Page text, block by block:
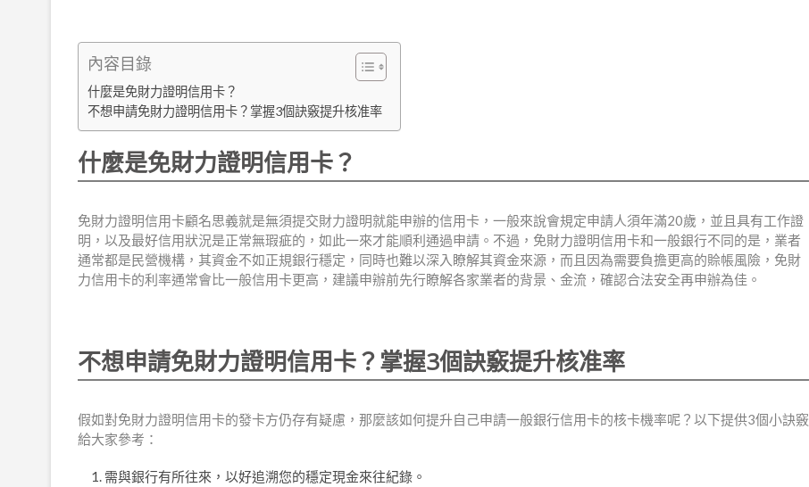
內容目錄
什麼是免財力證明信用卡？
不想申請免財力證明信用卡？掌握3個訣竅提升核准率
什麼是免財力證明信用卡？
免財力證明信用卡顧名思義就是無須提交財力證明就能申辦的信用卡，一般來說會規定申請人須年滿20歲，並且具有工作證
明，以及最好信用狀況是正常無瑕疵的，如此一來才能順利通過申請。不過，免財力證明信用卡和一般銀行不同的是，業者
通常都是民營機構，其資金不如正規銀行穩定，同時也難以深入瞭解其資金來源，而且因為需要負擔更高的賒帳風險，免財
力信用卡的利率通常會比一般信用卡更高，建議申辦前先行瞭解各家業者的背景、金流，確認合法安全再申辦為佳。
不想申請免財力證明信用卡？掌握3個訣竅提升核准率
假如對免財力證明信用卡的發卡方仍存有疑慮，那麼該如何提升自己申請一般銀行信用卡的核卡機率呢？以下提供3個小訣竅
給大家參考：
需與銀行有所往來，以好追溯您的穩定現金來往紀錄。